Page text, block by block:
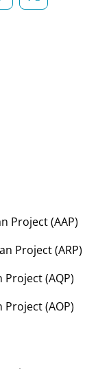
Project (AAP)
Project (ARP)
Project (AQP)
Project (AOP)